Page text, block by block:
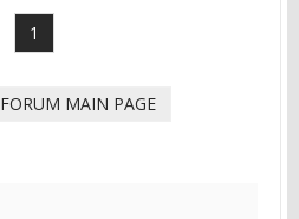
1
FORUM MAIN PAGE